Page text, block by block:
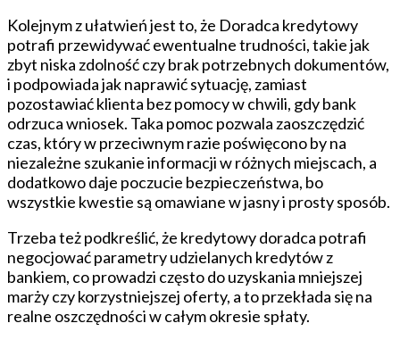
Kolejnym z ułatwień jest to, że Doradca kredytowy
potrafi przewidywać ewentualne trudności, takie jak
zbyt niska zdolność czy brak potrzebnych dokumentów,
i podpowiada jak naprawić sytuację, zamiast
pozostawiać klienta bez pomocy w chwili, gdy bank
odrzuca wniosek. Taka pomoc pozwala zaoszczędzić
czas, który w przeciwnym razie poświęcono by na
niezależne szukanie informacji w różnych miejscach, a
dodatkowo daje poczucie bezpieczeństwa, bo
wszystkie kwestie są omawiane w jasny i prosty sposób.
Trzeba też podkreślić, że kredytowy doradca potrafi
negocjować parametry udzielanych kredytów z
bankiem, co prowadzi często do uzyskania mniejszej
marży czy korzystniejszej oferty, a to przekłada się na
realne oszczędności w całym okresie spłaty.